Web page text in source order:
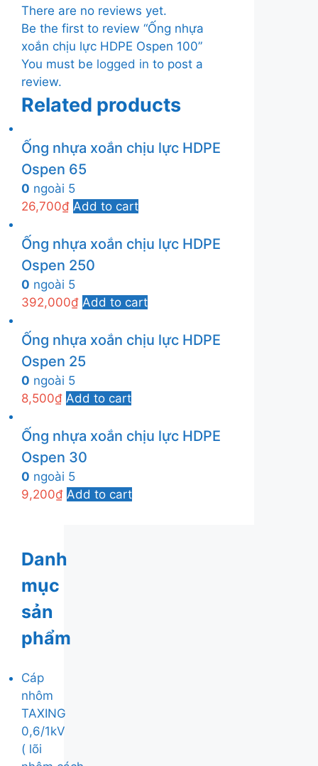
There are no reviews yet.
Be the first to review “Ống nhựa
xoắn chịu lực HDPE Ospen 100”
You must be logged in to post a
review.
Related products
Ống nhựa xoắn chịu lực HDPE
Ospen 65
0 ngoài 5
26,700₫ Add to cart
Ống nhựa xoắn chịu lực HDPE
Ospen 250
0 ngoài 5
392,000₫ Add to cart
Ống nhựa xoắn chịu lực HDPE
Ospen 25
0 ngoài 5
8,500₫ Add to cart
Ống nhựa xoắn chịu lực HDPE
Ospen 30
0 ngoài 5
9,200₫ Add to cart
Danh
mục
sản
phẩm
Cáp
nhôm
TAXING
0,6/1kV
( lõi